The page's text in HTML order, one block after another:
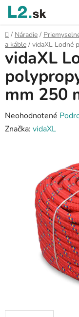
Prejsť
obsah
Domov
/ Náradie /
a káble / vidaXL Lodné
vidaXL
mm 250
Priemerné
hodnotenie
hviezdičiek.
Neohodnotené
Značka: vidaXL